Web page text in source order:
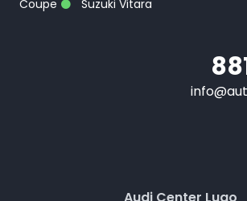
Coupe
Suzuki Vitara